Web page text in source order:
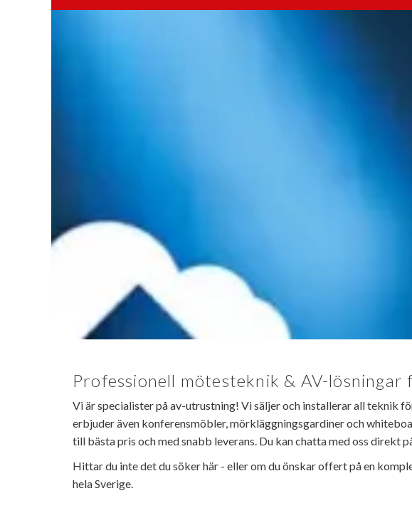
Professionell mötesteknik & AV-
Vi är specialister på av-utrustning! Vi säljer och installerar all teknik
erbjuder även konferensmöbler, mörkläggningsgardiner och
till bästa pris och med snabb leverans. Du kan chatta med oss direkt
Hittar du inte det du söker här - eller om du önskar offert på en
hela Sverige.